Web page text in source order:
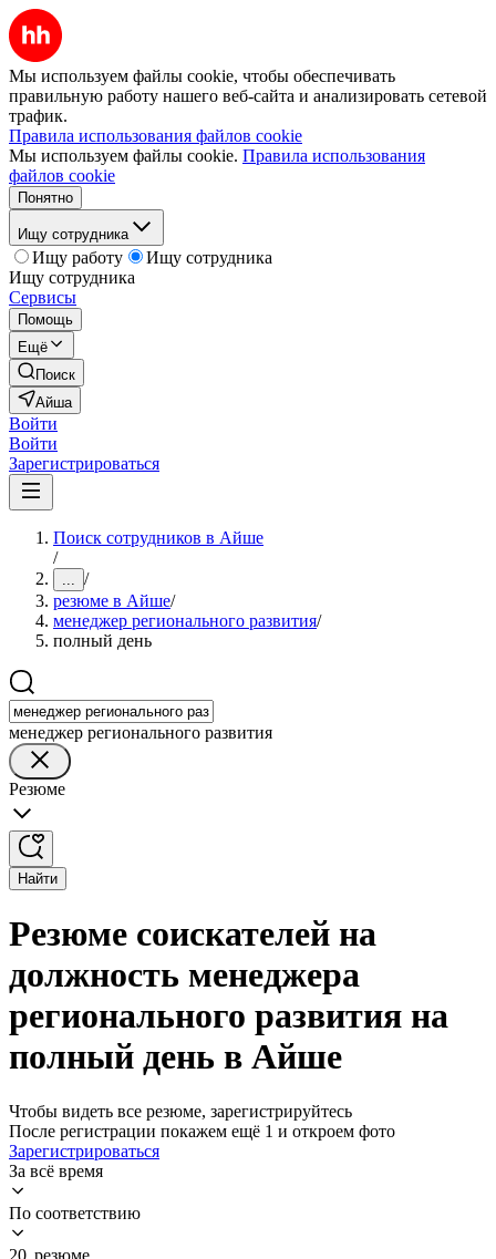
Мы используем файлы cookie, чтобы обеспечивать
правильную работу нашего веб-сайта и анализировать сетевой
трафик.
Правила использования файлов cookie
Мы используем файлы cookie. Правила использования
файлов cookie
Понятно
Ищу сотрудника
Ищу работу
Ищу сотрудника
Ищу сотрудника
Сервисы
Помощь
Ещё
Поиск
Айша
Войти
Войти
Зарегистрироваться
Поиск сотрудников в Айше
/
... /
резюме в Айше/
менеджер регионального развития/
полный день
менеджер регионального развития
Резюме
Найти
Резюме соискателей на
должность менеджера
регионального развития на
полный день в Айше
Чтобы видеть все резюме, зарегистрируйтесь
После регистрации покажем ещё 1 и откроем фото
Зарегистрироваться
За всё время
По соответствию
20 резюме